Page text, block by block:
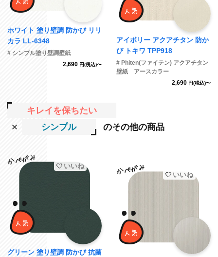
ホワイト 塗り壁調 防かび リリ
カラ LL-6348
# シンプル塗り壁調壁紙
2,690 円(税込)〜
アイボリー アクアチタン 防か
び トキワ TPP918
# Phiten(ファイテン) アクアチタン
壁紙 アースカラー
2,690 円(税込)〜
キレイを保ちたい
シンプル
のその他の商品
いいね
グリーン 塗り壁調 防かび 抗菌
いいね